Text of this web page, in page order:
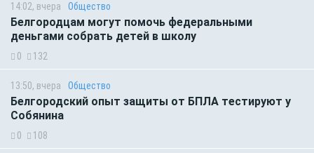
14:02, вчера Общество
Белгородцам могут помочь федеральными
деньгами собрать детей в школу
0 132
13:50, вчера Общество
Белгородский опыт защиты от БПЛА тестируют у
Собянина
0 108